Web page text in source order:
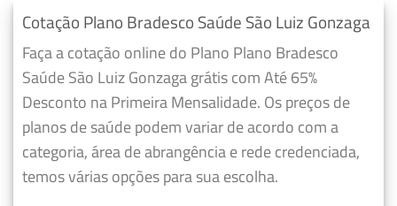
Cotação Plano Bradesco Saúde São Luiz Gonzaga
Faça a cotação online do Plano Plano Bradesco
Saúde São Luiz Gonzaga grátis com Até 65%
Desconto na Primeira Mensalidade. Os preços de
planos de saúde podem variar de acordo com a
categoria, área de abrangência e rede credenciada,
temos várias opções para sua escolha.